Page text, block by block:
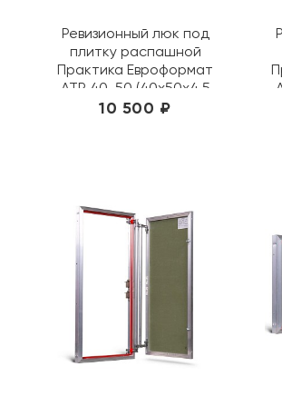
Ревизионный люк под
плитку распашной
Практика Евроформат
АТР 40-50 (40х50х4,5
см)
10 500 ₽